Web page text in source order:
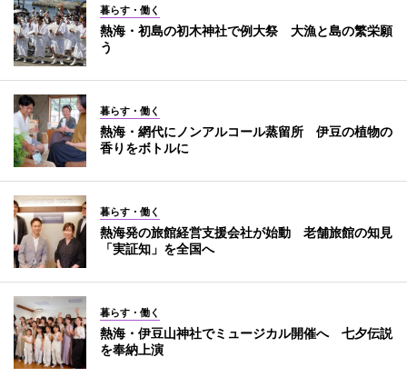
暮らす・働く
熱海・初島の初木神社で例大祭 大漁と島の繁栄願
う
暮らす・働く
熱海・網代にノンアルコール蒸留所 伊豆の植物の
香りをボトルに
暮らす・働く
熱海発の旅館経営支援会社が始動 老舗旅館の知見
「実証知」を全国へ
暮らす・働く
熱海・伊豆山神社でミュージカル開催へ 七夕伝説
を奉納上演